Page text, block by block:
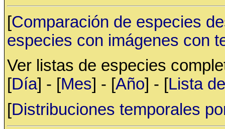
[Comparación de especies
especies con imágenes con
Ver listas de especies
[Día] - [Mes] - [Año] - [Lista
[Distribuciones temporales